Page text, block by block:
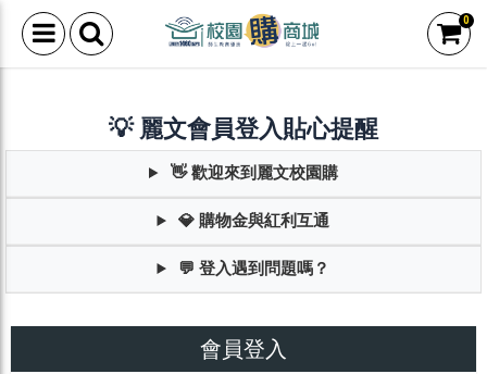
0
💡 麗文會員登入貼心提醒
👋 歡迎來到麗文校園購
💎 購物金與紅利互通
💬 登入遇到問題嗎？
會員登入